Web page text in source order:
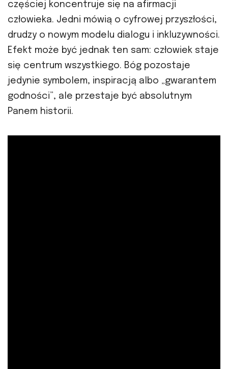
częściej koncentruje się na afirmacji
człowieka. Jedni mówią o cyfrowej przyszłości,
drudzy o nowym modelu dialogu i inkluzywności.
Efekt może być jednak ten sam: człowiek staje
się centrum wszystkiego. Bóg pozostaje
jedynie symbolem, inspiracją albo „gwarantem
godności”, ale przestaje być absolutnym
Panem historii.